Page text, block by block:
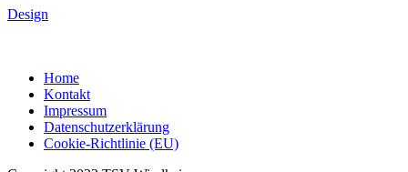
Design
Home
Kontakt
Impressum
Datenschutzerklärung
Cookie-Richtlinie (EU)